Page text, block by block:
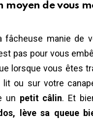
moyen de vous
fâcheuse manie de
pas pour vous
lorsque vous êtes
ou sur votre
un petit câlin. Et
lève sa queue